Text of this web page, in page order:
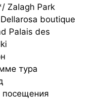
Zalagh Park
boutique
Palais des
тура